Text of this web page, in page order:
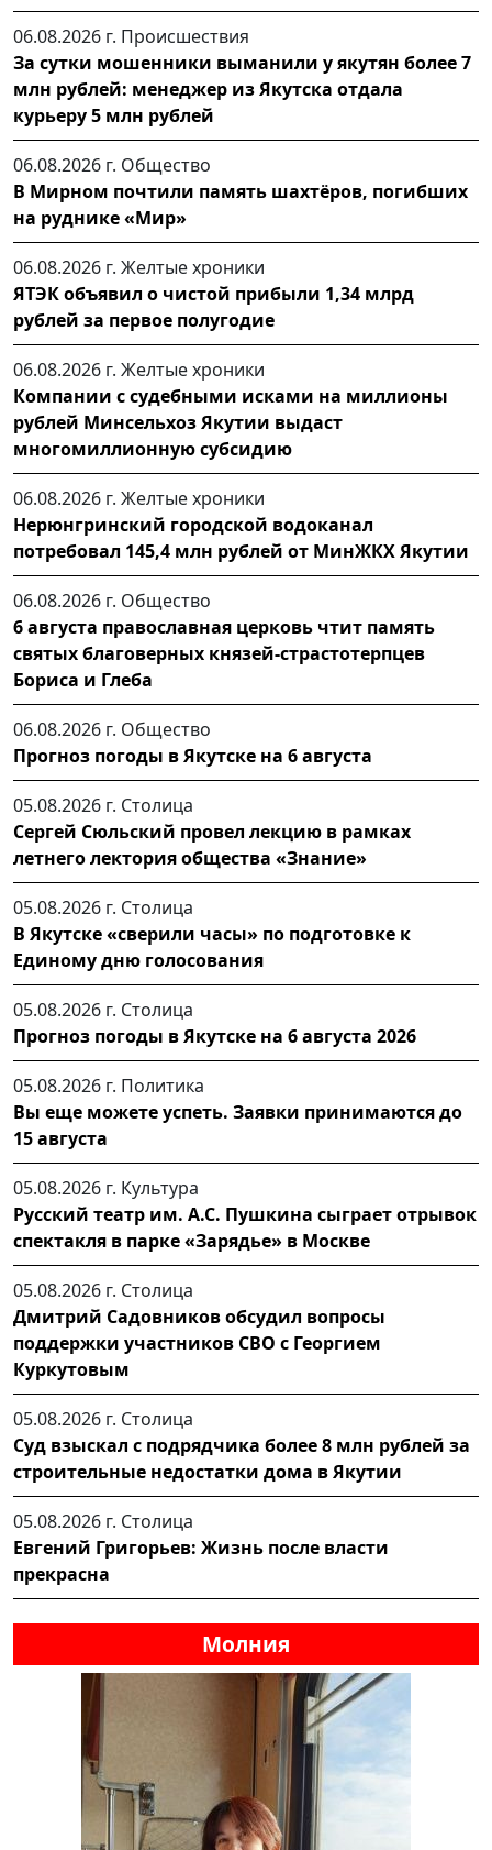
06.08.2026 г. Происшествия
За сутки мошенники выманили у якутян более 7
млн рублей: менеджер из Якутска отдала
курьеру 5 млн рублей
06.08.2026 г. Общество
В Мирном почтили память шахтёров, погибших
на руднике «Мир»
06.08.2026 г. Желтые хроники
ЯТЭК объявил о чистой прибыли 1,34 млрд
рублей за первое полугодие
06.08.2026 г. Желтые хроники
Компании с судебными исками на миллионы
рублей Минсельхоз Якутии выдаст
многомиллионную субсидию
06.08.2026 г. Желтые хроники
Нерюнгринский городской водоканал
потребовал 145,4 млн рублей от МинЖКХ Якутии
06.08.2026 г. Общество
6 августа православная церковь чтит память
святых благоверных князей-страстотерпцев
Бориса и Глеба
06.08.2026 г. Общество
Прогноз погоды в Якутске на 6 августа
05.08.2026 г. Столица
Сергей Сюльский провел лекцию в рамках
летнего лектория общества «Знание»
05.08.2026 г. Столица
В Якутске «сверили часы» по подготовке к
Единому дню голосования
05.08.2026 г. Столица
Прогноз погоды в Якутске на 6 августа 2026
05.08.2026 г. Политика
Вы еще можете успеть. Заявки принимаются до
15 августа
05.08.2026 г. Культура
Русский театр им. А.С. Пушкина сыграет отрывок
спектакля в парке «Зарядье» в Москве
05.08.2026 г. Столица
Дмитрий Садовников обсудил вопросы
поддержки участников СВО с Георгием
Куркутовым
05.08.2026 г. Столица
Суд взыскал с подрядчика более 8 млн рублей за
строительные недостатки дома в Якутии
05.08.2026 г. Столица
Евгений Григорьев: Жизнь после власти
прекрасна
Молния